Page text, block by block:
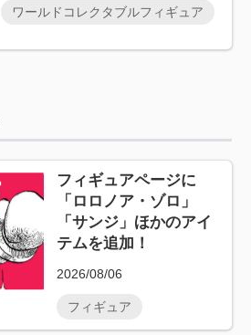
ワールドコレクタブルフィギュア
フィギュアページに
「ロロノア・ゾロ」
「サンジ」ほかのアイ
テムを追加！
2026/08/06
フィギュア